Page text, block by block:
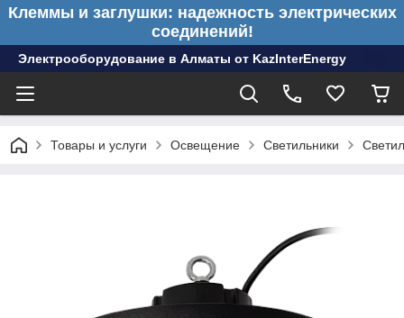
Клеммы и заглушки: надежность электрических
соединений!
Электрооборудование в Алматы от KazInterEnergy
Товары и услуги Освещение Светильники